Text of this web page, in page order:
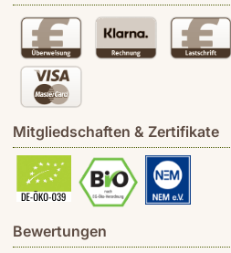
Mitgliedschaften & Zertifikate
Bewertungen